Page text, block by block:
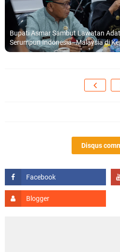
Bupati Asmar Sambut Lawatan
Serumpun Indonesia–Malaysia di
Disqus